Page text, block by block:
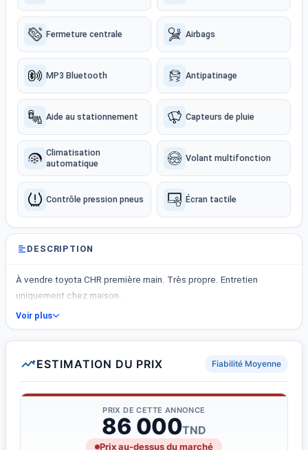
Fermeture centrale Airbags
MP3 Bluetooth Antipatinage
Aide au stationnement Capteurs de pluie
Climatisation
automatique
Volant multifonction
Contrôle pression pneus Écran tactile
DESCRIPTION
À vendre toyota CHR première main. Très propre. Entretien
uniquement chez maison.
Voir plus
ESTIMATION DU PRIX Fiabilité Moyenne
PRIX DE CETTE ANNONCE
86 000TND
Prix au-dessus du marché